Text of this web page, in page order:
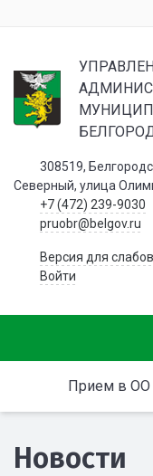
308519,
Северный, улица
+7 (472) 239-9030
pruobr@belgov.ru
Версия для
Войти
Прием в ОО
Новости